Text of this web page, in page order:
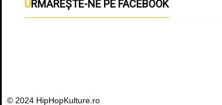
URMĂREȘTE-NE PE FACEBOOK
© 2024 HipHopKulture.ro